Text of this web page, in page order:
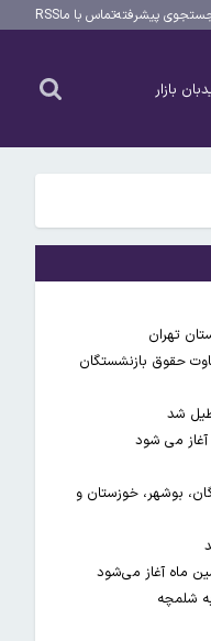
پیشرفتهتماس با ماRSS
بازار
تهران
حقوق بازنشستگان
شد
بوشهر، خوزستان و
ماه آغاز می‌شود
شلمچه